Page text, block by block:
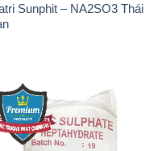
Sunphit – NA2SO3 Thái